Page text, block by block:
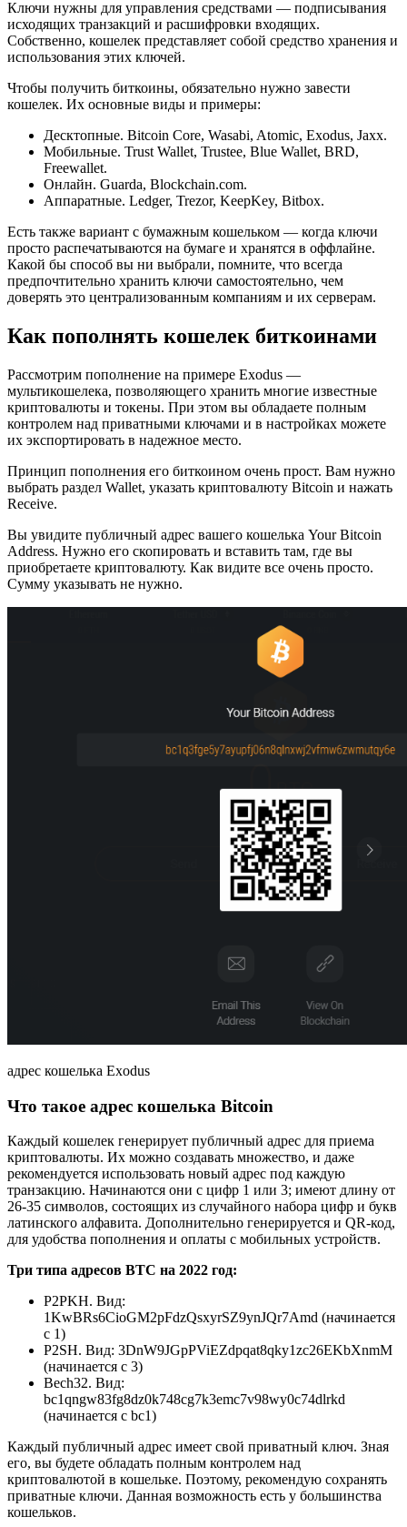
Ключи нужны для управления средствами — подписывания
исходящих транзакций и расшифровки входящих.
Собственно, кошелек представляет собой средство хранения и
использования этих ключей.
Чтобы получить биткоины, обязательно нужно завести
кошелек. Их основные виды и примеры:
Десктопные. Bitcoin Core, Wasabi, Atomic, Exodus, Jaxx.
Мобильные. Trust Wallet, Trustee, Blue Wallet, BRD,
Freewallet.
Онлайн. Guarda, Blockchain.com.
Аппаратные. Ledger, Trezor, KeepKey, Bitbox.
Есть также вариант с бумажным кошельком — когда ключи
просто распечатываются на бумаге и хранятся в оффлайне.
Какой бы способ вы ни выбрали, помните, что всегда
предпочтительно хранить ключи самостоятельно, чем
доверять это централизованным компаниям и их серверам.
Как пополнять кошелек биткоинами
Рассмотрим пополнение на примере Exodus —
мультикошелека, позволяющего хранить многие известные
криптовалюты и токены. При этом вы обладаете полным
контролем над приватными ключами и в настройках можете
их экспортировать в надежное место.
Принцип пополнения его биткоином очень прост. Вам нужно
выбрать раздел Wallet, указать криптовалюту Bitcoin и нажать
Receive.
Вы увидите публичный адрес вашего кошелька Your Bitcoin
Address. Нужно его скопировать и вставить там, где вы
приобретаете криптовалюту. Как видите все очень просто.
Сумму указывать не нужно.
адрес кошелька Exodus
Что такое адрес кошелька Bitcoin
Каждый кошелек генерирует публичный адрес для приема
криптовалюты. Их можно создавать множество, и даже
рекомендуется использовать новый адрес под каждую
транзакцию. Начинаются они с цифр 1 или 3; имеют длину от
26-35 символов, состоящих из случайного набора цифр и букв
латинского алфавита. Дополнительно генерируется и QR-код,
для удобства пополнения и оплаты с мобильных устройств.
Три типа адресов BTC на 2022 год:
P2PKH. Вид:
1KwBRs6CioGM2pFdzQsxyrSZ9ynJQr7Amd (начинается
с 1)
P2SH. Вид: 3DnW9JGpPViEZdpqat8qky1zc26EKbXnmM
(начинается с 3)
Bech32. Вид:
bc1qngw83fg8dz0k748cg7k3emc7v98wy0c74dlrkd
(начинается с bc1)
Каждый публичный адрес имеет свой приватный ключ. Зная
его, вы будете обладать полным контролем над
криптовалютой в кошельке. Поэтому, рекомендую сохранять
приватные ключи. Данная возможность есть у большинства
кошельков.